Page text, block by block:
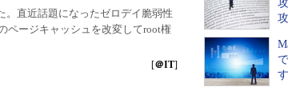
Linux ＆ OSS
Master of IP Network
Security & Trust
。直近話題になったゼロデイ脆弱性
ページキャッシュを改変してroot権
[＠IT]